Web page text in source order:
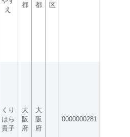
え
都
都
区
くり
はら
貴子
大
阪
府
大
阪
府
0000000281